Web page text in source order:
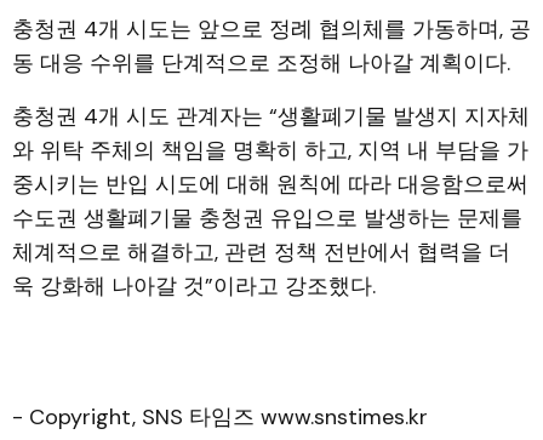
충청권 4개 시도는 앞으로 정례 협의체를 가동하며, 공
동 대응 수위를 단계적으로 조정해 나아갈 계획이다.
충청권 4개 시도 관계자는 “생활폐기물 발생지 지자체
와 위탁 주체의 책임을 명확히 하고, 지역 내 부담을 가
중시키는 반입 시도에 대해 원칙에 따라 대응함으로써
수도권 생활폐기물 충청권 유입으로 발생하는 문제를
체계적으로 해결하고, 관련 정책 전반에서 협력을 더
욱 강화해 나아갈 것”이라고 강조했다.
- Copyright, SNS 타임즈 www.snstimes.kr